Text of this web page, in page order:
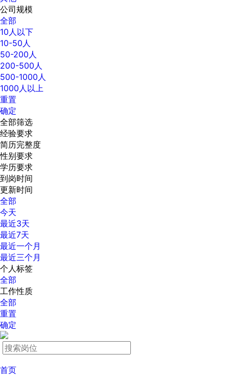
公司规模
全部
10人以下
10-50人
50-200人
200-500人
500-1000人
1000人以上
重置
确定
全部筛选
经验要求
简历完整度
性别要求
学历要求
到岗时间
更新时间
全部
今天
最近3天
最近7天
最近一个月
最近三个月
个人标签
全部
工作性质
全部
重置
确定
首页